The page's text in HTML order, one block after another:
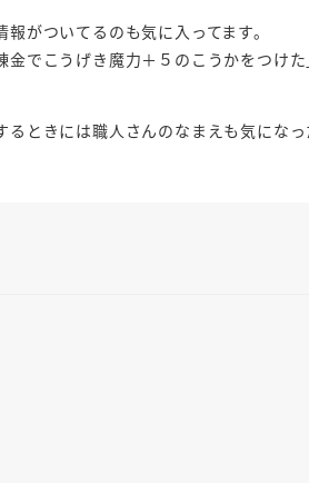
がついてるのも気に入ってます。
こうげき魔力＋５のこうかをつけた
ときには職人さんのなまえも気になっ